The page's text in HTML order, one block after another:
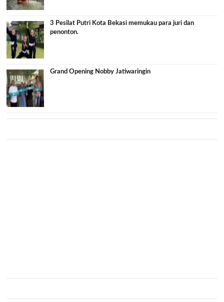
3 Pesilat Putri Kota Bekasi memukau para juri dan
penonton.
Grand Opening Nobby Jatiwaringin